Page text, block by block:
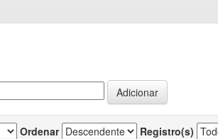
Ordenar Registro(s)